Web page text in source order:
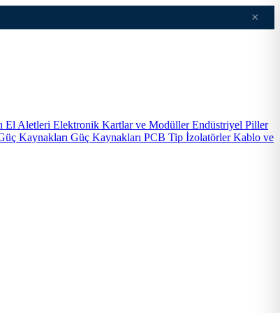
×
El Aletleri Elektronik Kartlar ve ModüllerEndüstriyel Piller
Kaynakları Güç Kaynakları PCB Tip İzolatörlerKablo ve